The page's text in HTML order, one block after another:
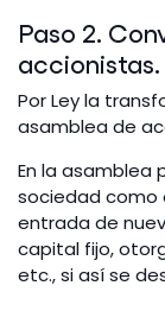
Paso 2.
accionistas.
Por Ley la
asamblea de
En la asamblea
sociedad como
entrada de
capital fijo,
etc., si así se